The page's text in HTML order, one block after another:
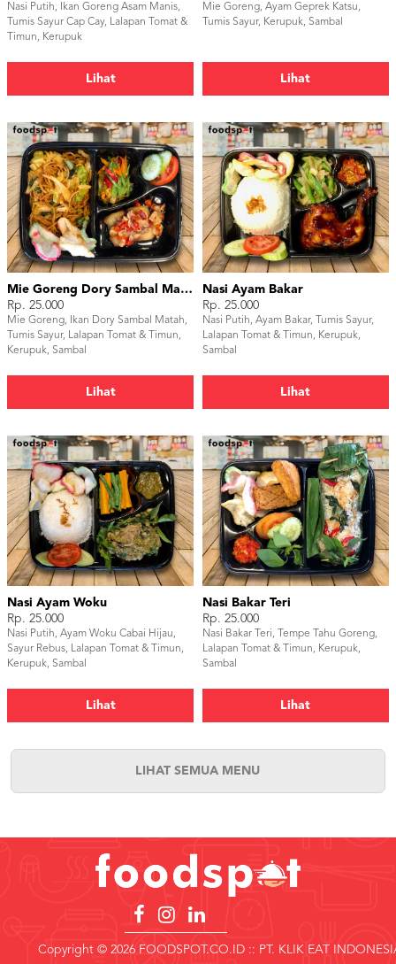
Nasi Putih, Ikan Goreng Asam Manis,
Tumis Sayur Cap Cay, Lalapan Tomat &
Timun, Kerupuk
Lihat
Mie Goreng, Ayam Geprek Katsu,
Tumis Sayur, Kerupuk, Sambal
Lihat
Mie Goreng Dory Sambal Matah
Rp. 25.000
Mie Goreng, Ikan Dory Sambal Matah,
Tumis Sayur, Lalapan Tomat & Timun,
Kerupuk, Sambal
Lihat
Nasi Ayam Bakar
Rp. 25.000
Nasi Putih, Ayam Bakar, Tumis Sayur,
Lalapan Tomat & Timun, Kerupuk,
Sambal
Lihat
Nasi Ayam Woku
Rp. 25.000
Nasi Putih, Ayam Woku Cabai Hijau,
Sayur Rebus, Lalapan Tomat & Timun,
Kerupuk, Sambal
Lihat
Nasi Bakar Teri
Rp. 25.000
Nasi Bakar Teri, Tempe Tahu Goreng,
Lalapan Tomat & Timun, Kerupuk,
Sambal
Lihat
LIHAT SEMUA MENU
Copyright © 2026 FOODSPOT.CO.ID :: PT. KLIK EAT